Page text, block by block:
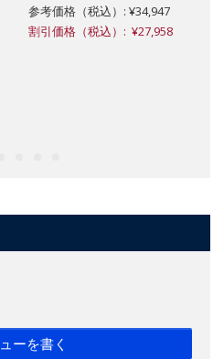
参考価格（税込）: ¥34,947
割引価格（税込）: ¥27,958
ーを書く